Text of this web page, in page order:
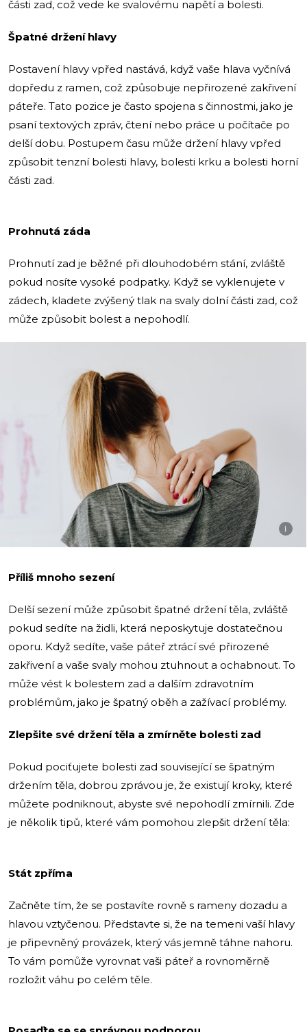
části zad, což vede ke svalovému napětí a bolesti.
Špatné držení hlavy
Postavení hlavy vpřed nastává, když vaše hlava vyčnívá
dopředu z ramen, což způsobuje nepřirozené zakřivení
páteře. Tato pozice je často spojena s činnostmi, jako je
psaní textových zpráv, čtení nebo práce u počítače po
delší dobu. Postupem času může držení hlavy vpřed
způsobit tenzní bolesti hlavy, bolesti krku a bolesti horní
části zad.
Prohnutá záda
Prohnutí zad je běžné při dlouhodobém stání, zvláště
pokud nosíte vysoké podpatky. Když se vyklenujete v
zádech, kladete zvýšený tlak na svaly dolní části zad, což
může způsobit bolest a nepohodlí.
i
Příliš mnoho sezení
Delší sezení může způsobit špatné držení těla, zvláště
pokud sedíte na židli, která neposkytuje dostatečnou
oporu. Když sedíte, vaše páteř ztrácí své přirozené
zakřivení a vaše svaly mohou ztuhnout a ochabnout. To
může vést k bolestem zad a dalším zdravotním
problémům, jako je špatný oběh a zažívací problémy.
Zlepšite své držení těla a zmírněte bolesti zad
Pokud pociťujete bolesti zad související se špatným
držením těla, dobrou zprávou je, že existují kroky, které
můžete podniknout, abyste své nepohodlí zmírnili. Zde
je několik tipů, které vám pomohou zlepšit držení těla:
Stát zpříma
Začněte tím, že se postavíte rovně s rameny dozadu a
hlavou vztyčenou. Představte si, že na temeni vaší hlavy
je připevněný provázek, který vás jemně táhne nahoru.
To vám pomůže vyrovnat vaši páteř a rovnoměrně
rozložit váhu po celém těle.